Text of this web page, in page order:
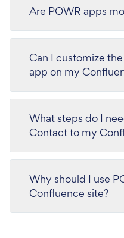
Are POWR apps
Can I customize
app on my
What steps do I
Contact to my
Why should I use
Confluence site?